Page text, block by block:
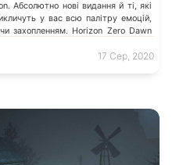
Абсолютно нові видання й ті, які
у вас всю палітру емоцій,
захопленням. Horizon Zero Dawn
17 Сер, 2020